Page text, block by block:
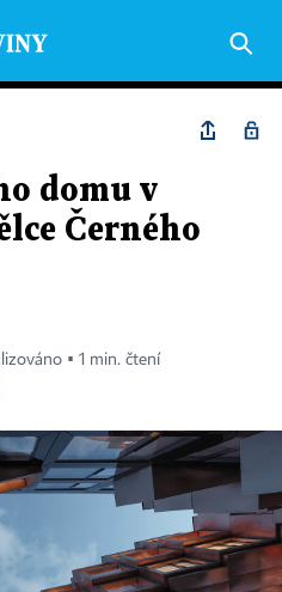
domu v
Černého
▪ 1 min. čtení